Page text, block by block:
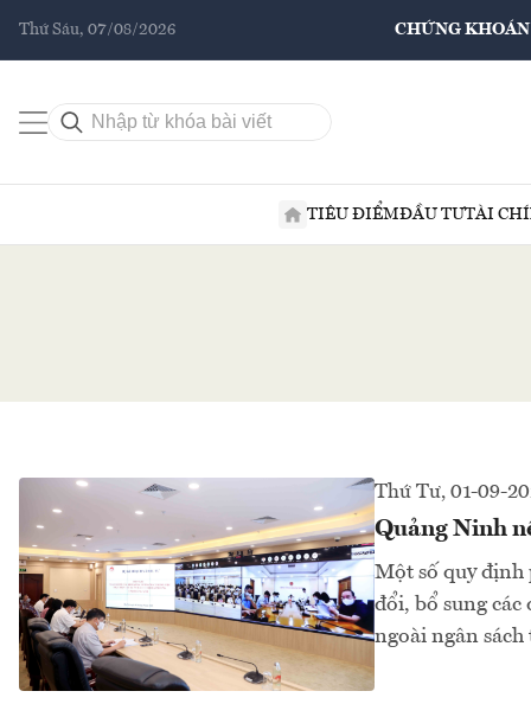
Thứ Sáu, 07/08/2026 CHỨNG KHOÁN
TIÊU ĐIỂMĐẦU TƯTÀI
Thứ Tư, 01-09-
Quảng Ninh
Một số quy định
đổi, bổ sung các
ngoài ngân